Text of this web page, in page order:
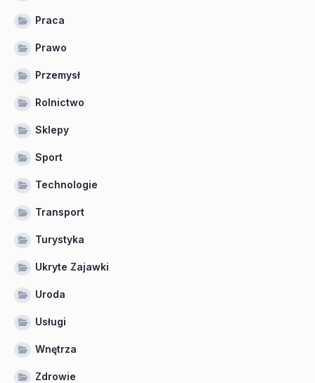
Praca
Prawo
Przemysł
Rolnictwo
Sklepy
Sport
Technologie
Transport
Turystyka
Ukryte Zajawki
Uroda
Usługi
Wnętrza
Zdrowie